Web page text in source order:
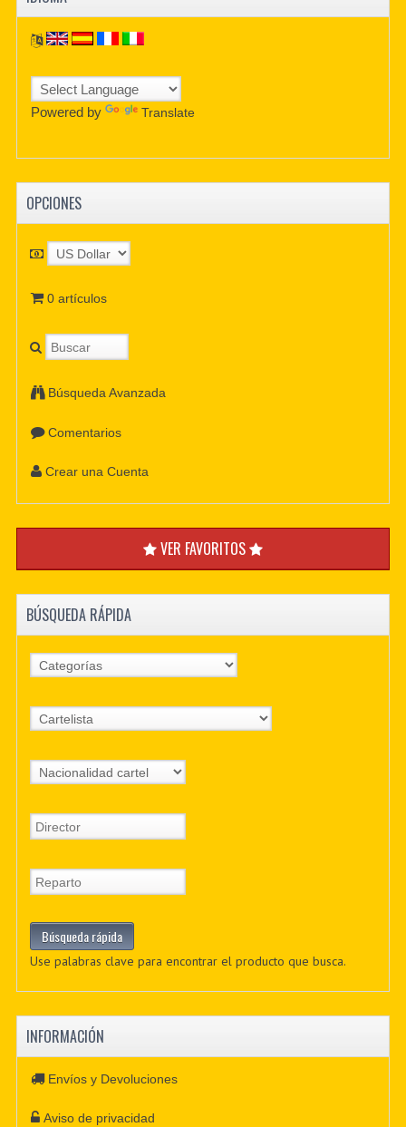
Powered by Translate
OPCIONES
0 artículos
Búsqueda Avanzada
Comentarios
Crear una Cuenta
VER FAVORITOS
BÚSQUEDA RÁPIDA
Use palabras clave para encontrar el producto que busca.
INFORMACIÓN
Envíos y Devoluciones
Aviso de privacidad